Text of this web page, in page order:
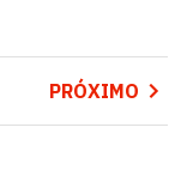
PRÓXIMO